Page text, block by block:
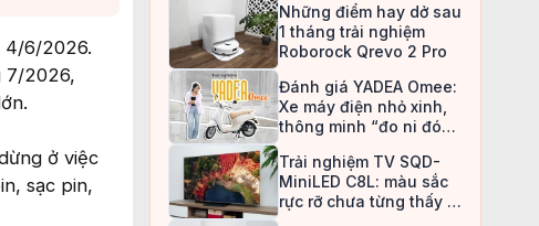
4/6/2026.
7/2026,
ở việc
sạc pin,
Những điểm hay dở sau
1 tháng trải nghiệm
Roborock Qrevo 2 Pro
Đánh giá YADEA Omee:
Xe máy điện nhỏ xinh,
thông minh “đo ni đóng
Trải nghiệm TV SQD-
MiniLED C8L: màu sắc
rực rỡ chưa từng thấy ở